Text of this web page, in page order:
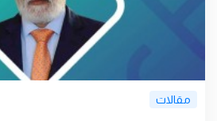
مقالات